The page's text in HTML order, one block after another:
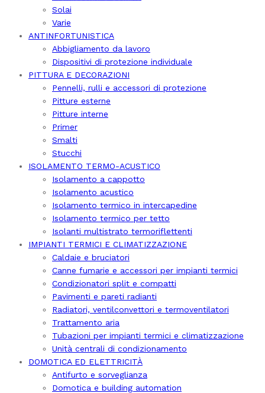
Solai
Varie
ANTINFORTUNISTICA
Abbigliamento da lavoro
Dispositivi di protezione individuale
PITTURA E DECORAZIONI
Pennelli, rulli e accessori di protezione
Pitture esterne
Pitture interne
Primer
Smalti
Stucchi
ISOLAMENTO TERMO-ACUSTICO
Isolamento a cappotto
Isolamento acustico
Isolamento termico in intercapedine
Isolamento termico per tetto
Isolanti multistrato termoriflettenti
IMPIANTI TERMICI E CLIMATIZZAZIONE
Caldaie e bruciatori
Canne fumarie e accessori per impianti termici
Condizionatori split e compatti
Pavimenti e pareti radianti
Radiatori, ventilconvettori e termoventilatori
Trattamento aria
Tubazioni per impianti termici e climatizzazione
Unità centrali di condizionamento
DOMOTICA ED ELETTRICITÀ
Antifurto e sorveglianza
Domotica e building automation